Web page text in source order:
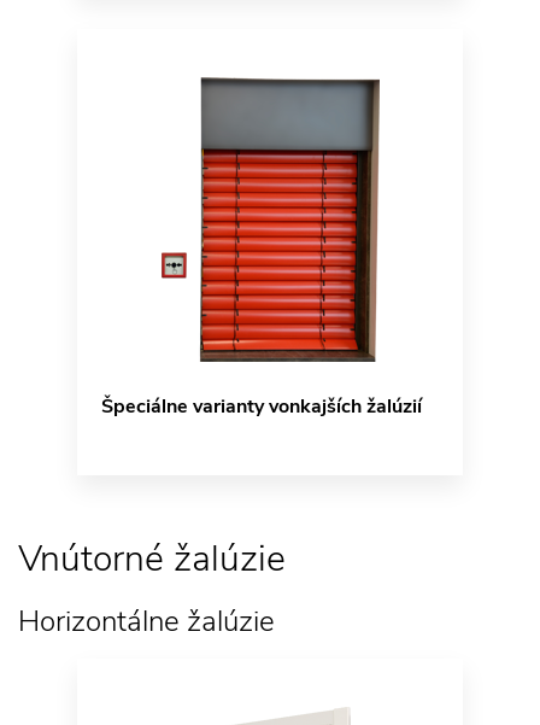
Špeciálne varianty vonkajších žalúzií
Vnútorné žalúzie
Horizontálne žalúzie